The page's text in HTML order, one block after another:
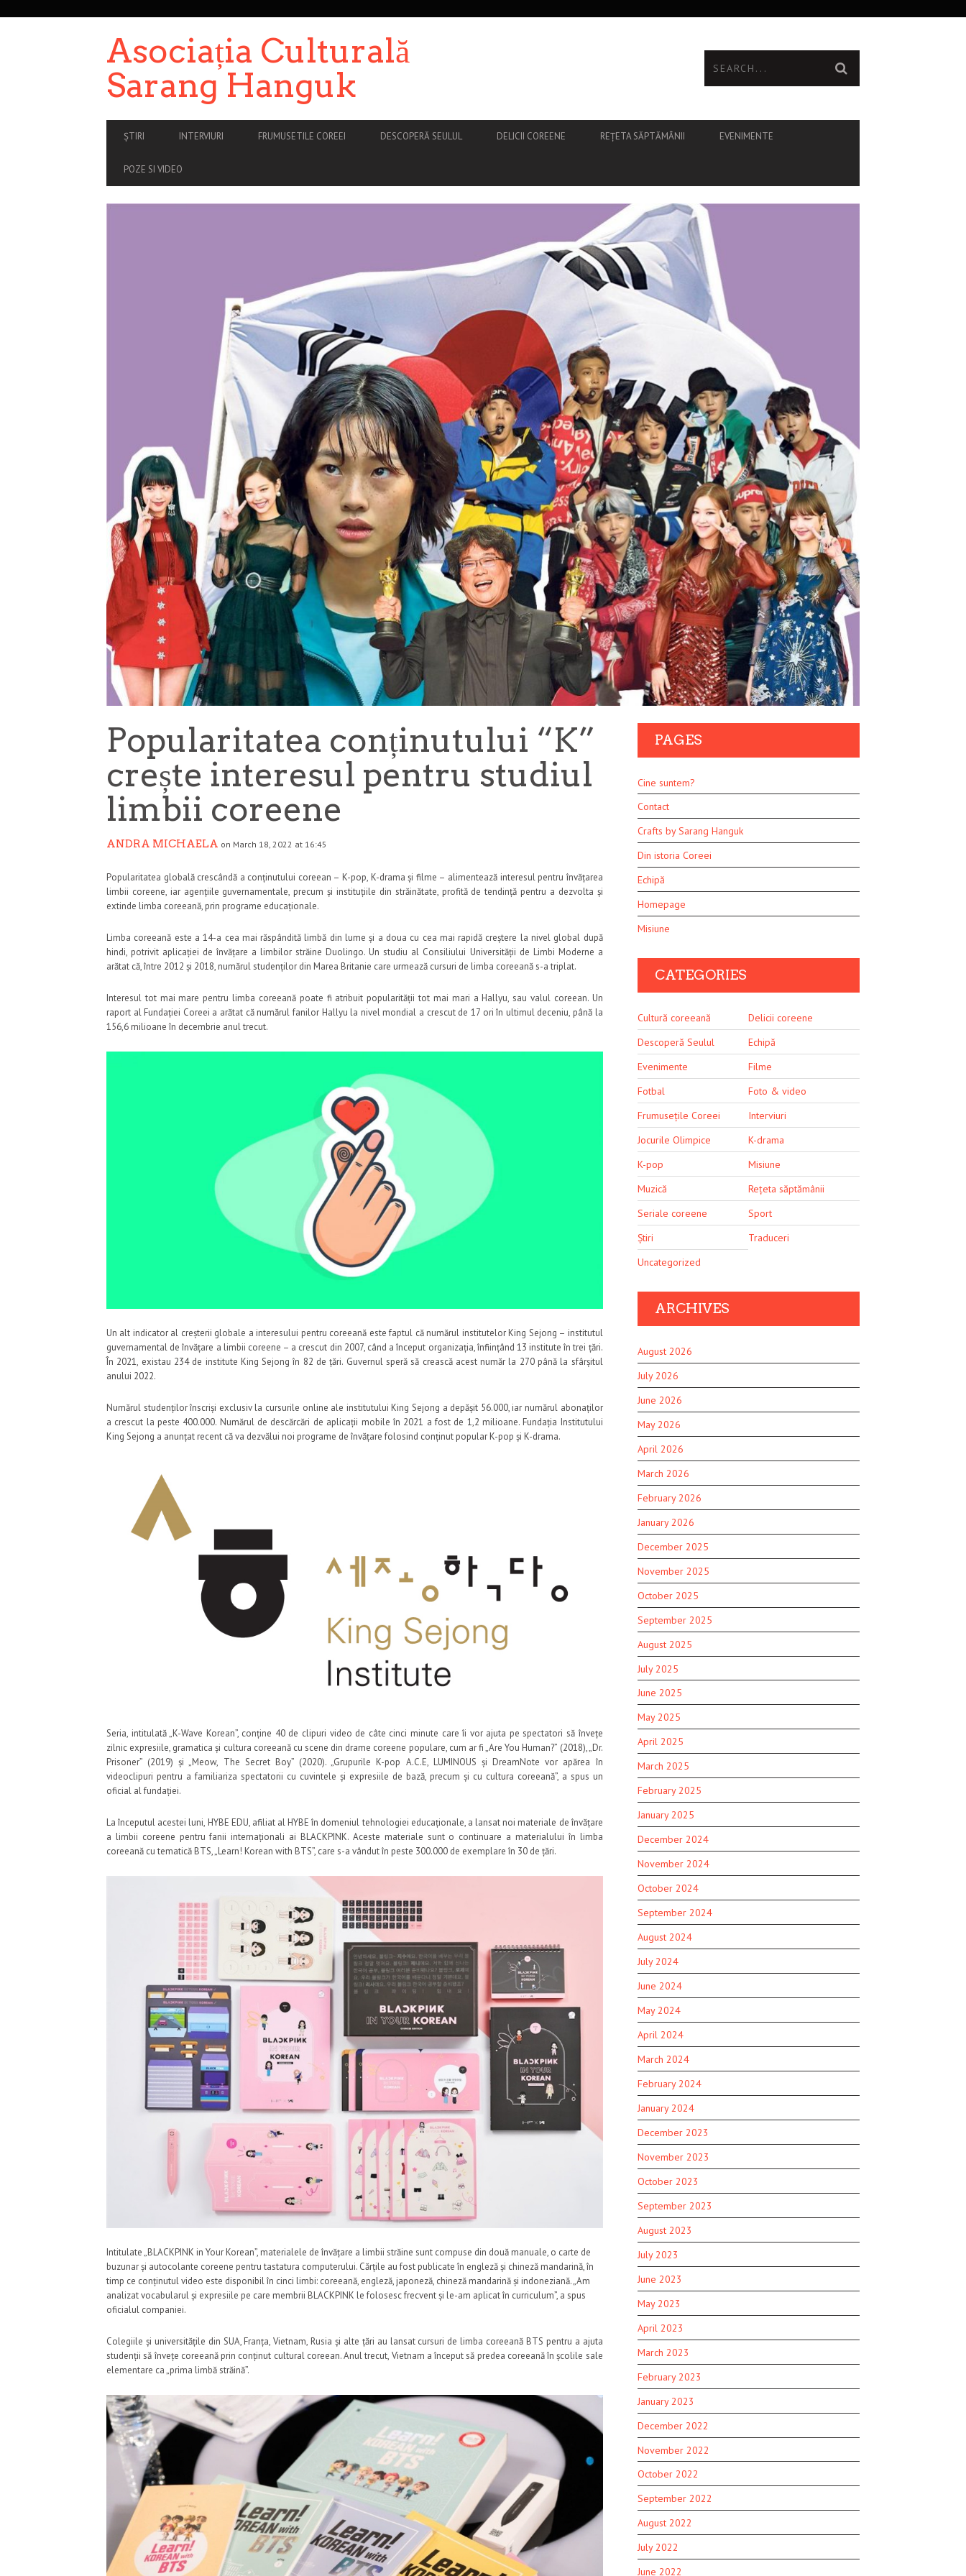
Asociația Culturală
Sarang Hanguk
PRIMARY
NAVIGATION
ȘTIRI INTERVIURI FRUMUSETILE COREEI DESCOPERĂ SEULUL DELICII COREENE REȚETA SĂPTĂMÂNII EVENIMENTE
POZE SI VIDEO
Popularitatea conținutului “K”
crește interesul pentru studiul
limbii coreene
ANDRA MICHAELA on March 18, 2022 at 16:45
Popularitatea globală crescândă a conținutului coreean – K-pop, K-drama și filme – alimentează interesul pentru învățarea
limbii coreene, iar agențiile guvernamentale, precum și instituțiile din străinătate, profită de tendință pentru a dezvolta și
extinde limba coreeană, prin programe educaționale.
Limba coreeană este a 14-a cea mai răspândită limbă din lume și a doua cu cea mai rapidă creștere la nivel global după
hindi, potrivit aplicației de învățare a limbilor străine Duolingo. Un studiu al Consiliului Universității de Limbi Moderne a
arătat că, între 2012 și 2018, numărul studenților din Marea Britanie care urmează cursuri de limba coreeană s-a triplat.
Interesul tot mai mare pentru limba coreeană poate fi atribuit popularității tot mai mari a Hallyu, sau valul coreean. Un
raport al Fundației Coreei a arătat că numărul fanilor Hallyu la nivel mondial a crescut de 17 ori în ultimul deceniu, până la
156,6 milioane în decembrie anul trecut.
Un alt indicator al creșterii globale a interesului pentru coreeană este faptul că numărul institutelor King Sejong – institutul
guvernamental de învățare a limbii coreene – a crescut din 2007, când a început organizația, înființând 13 institute în trei țări.
În 2021, existau 234 de institute King Sejong în 82 de țări. Guvernul speră să crească acest număr la 270 până la sfârșitul
anului 2022.
Numărul studenților înscriși exclusiv la cursurile online ale institutului King Sejong a depășit 56.000, iar numărul abonaților
a crescut la peste 400.000. Numărul de descărcări de aplicații mobile în 2021 a fost de 1,2 milioane. Fundația Institutului
King Sejong a anunțat recent că va dezvălui noi programe de învățare folosind conținut popular K-pop și K-drama.
Seria, intitulată „K-Wave Korean”, conține 40 de clipuri video de câte cinci minute care îi vor ajuta pe spectatori să învețe
zilnic expresiile, gramatica și cultura coreeană cu scene din drame coreene populare, cum ar fi „Are You Human?” (2018), „Dr.
Prisoner” (2019) și „Meow, The Secret Boy” (2020). „Grupurile K-pop A.C.E, LUMINOUS și DreamNote vor apărea în
videoclipuri pentru a familiariza spectatorii cu cuvintele și expresiile de bază, precum și cu cultura coreeană”, a spus un
oficial al fundației.
La începutul acestei luni, HYBE EDU, afiliat al HYBE în domeniul tehnologiei educaționale, a lansat noi materiale de învățare
a limbii coreene pentru fanii internaționali ai BLACKPINK. Aceste materiale sunt o continuare a materialului în limba
coreeană cu tematică BTS, „Learn! Korean with BTS”, care s-a vândut în peste 300.000 de exemplare în 30 de țări.
Intitulate „BLACKPINK in Your Korean”, materialele de învățare a limbii străine sunt compuse din două manuale, o carte de
buzunar și autocolante coreene pentru tastatura computerului. Cărțile au fost publicate în engleză și chineză mandarină, în
timp ce conținutul video este disponibil în cinci limbi: coreeană, engleză, japoneză, chineză mandarină și indoneziană. „Am
analizat vocabularul și expresiile pe care membrii BLACKPINK le folosesc frecvent și le-am aplicat în curriculum”, a spus
oficialul companiei.
Colegiile și universitățile din SUA, Franța, Vietnam, Rusia și alte țări au lansat cursuri de limba coreeană BTS pentru a ajuta
studenții să învețe coreeană prin conținut cultural coreean. Anul trecut, Vietnam a început să predea coreeană în școlile sale
elementare ca „prima limbă străină”.
PAGES
Cine suntem?
Contact
Crafts by Sarang Hanguk
Din istoria Coreei
Echipă
Homepage
Misiune
CATEGORIES
Cultură coreeană
Delicii coreene
Descoperă Seulul
Echipă
Evenimente
Filme
Fotbal
Foto & video
Frumusețile Coreei
Interviuri
Jocurile Olimpice
K-drama
K-pop
Misiune
Muzică
Rețeta săptămânii
Seriale coreene
Sport
Știri
Traduceri
Uncategorized
ARCHIVES
August 2026
July 2026
June 2026
May 2026
April 2026
March 2026
February 2026
January 2026
December 2025
November 2025
October 2025
September 2025
August 2025
July 2025
June 2025
May 2025
April 2025
March 2025
February 2025
January 2025
December 2024
November 2024
October 2024
September 2024
August 2024
July 2024
June 2024
May 2024
April 2024
March 2024
February 2024
January 2024
December 2023
November 2023
October 2023
September 2023
August 2023
July 2023
June 2023
May 2023
April 2023
March 2023
February 2023
January 2023
December 2022
November 2022
October 2022
September 2022
August 2022
July 2022
June 2022